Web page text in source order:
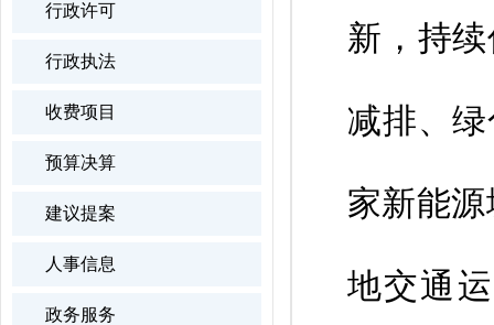
行政许可
行政执法
收费项目
预算决算
建议提案
人事信息
政务服务
新，持
减排、
家新能
地交通